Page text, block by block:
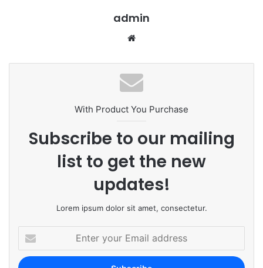
admin
te
With Product You Purchase
Subscribe to our mailing
list to get the new
updates!
Lorem ipsum dolor sit amet, consectetur.